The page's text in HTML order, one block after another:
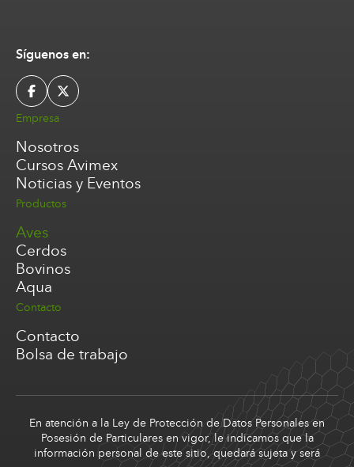
Síguenos en:
Empresa
Nosotros
Cursos Avimex
Noticias y Eventos
Productos
Aves
Cerdos
Bovinos
Aqua
Contacto
Contacto
Bolsa de trabajo
En atención a la Ley de Protección de Datos Personales en
Posesión de Particulares en vigor, le indicamos que la
información personal de este sitio, quedará sujeta y será